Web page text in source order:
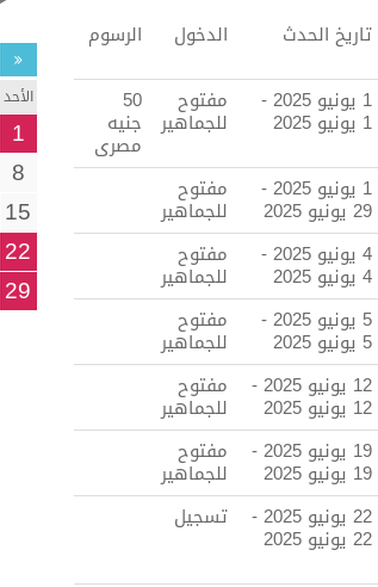
تاريخ الحدث الدخول
الرسوم
1 يونيو 2025 -
1 يونيو 2025
مفتوح
للجماهير
50
جنيه
مصرى
1 يونيو 2025 -
29 يونيو 2025
مفتوح
للجماهير
4 يونيو 2025 -
4 يونيو 2025
مفتوح
للجماهير
5 يونيو 2025 -
5 يونيو 2025
مفتوح
للجماهير
12 يونيو 2025 -
12 يونيو 2025
مفتوح
للجماهير
19 يونيو 2025 -
19 يونيو 2025
مفتوح
للجماهير
22 يونيو 2025 -
22 يونيو 2025
تسجيل
الأحد
1
8
15
22
29